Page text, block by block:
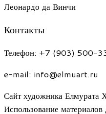
Леонардо да Винчи
Контакты
Телефон: +7 (903) 500-
e-mail: info@elmuart.ru
Сайт художника Елмурата
Использование